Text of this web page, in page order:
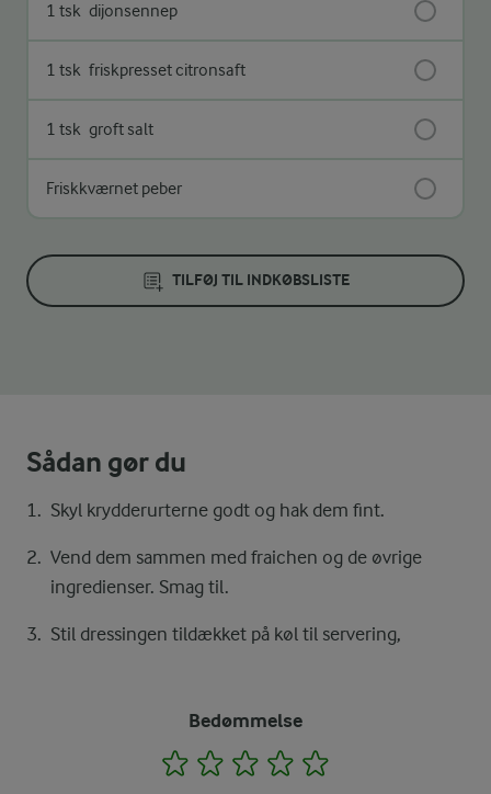
1 tsk dijonsennep
1 tsk friskpresset citronsaft
1 tsk groft salt
Friskkværnet peber
TILFØJ TIL INDKØBSLISTE
Sådan gør du
Skyl krydderurterne godt og hak dem fint.
Vend dem sammen med fraichen og de øvrige
ingredienser. Smag til.
Stil dressingen tildækket på køl til servering,
Bedømmelse
1 2 3 4